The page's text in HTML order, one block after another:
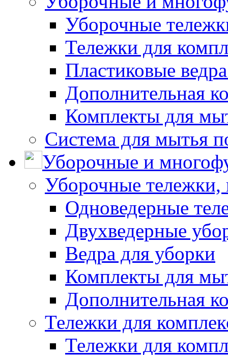
Уборочные
Тележки для
Пластиковые
Дополнительная
Комплекты для
Система для мытья
Уборочные и
Уборочные тележки,
Одноведерные
Двухведерные
Ведра для уборки
Комплекты для
Дополнительная
Тележки для
Тележки для